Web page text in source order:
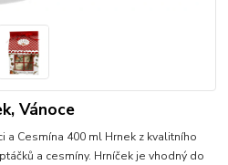
Vánoce
a Cesmína 400 ml Hrnek z kvalitního
a cesmíny. Hrníček je vhodný do